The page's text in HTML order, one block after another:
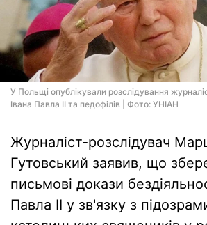
У Польщі опублікували розслідування
Івана Павла ІІ та педофілів | Фото: УНІАН
Журналіст-розслідувач
Гутовський заявив, що
письмові докази
Павла II у зв'язку з